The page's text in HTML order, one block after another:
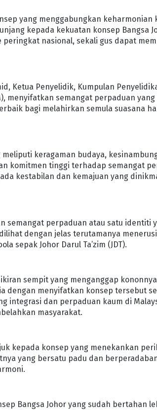
yang menggabungkan keharmonian
kepada kekuatan konsep Bangsa
nasional, sekali gus dapat
Ketua Penyelidik, Kumpulan
menyifatkan semangat perpaduan
bagi melahirkan semula suasana
meliputi keragaman budaya,
komitmen tinggi terhadap semangat
kestabilan dan kemajuan yang
semangat perpaduan atau satu identiti
dengan jelas terutamanya
sepak Johor Darul Ta’zim (JDT).
sempit yang menganggap
dengan menyifatkan konsep tersebut
integrasi dan perpaduan kaum di
masyarakat.
kepada konsep yang menekankan
yang bersatu padu dan
Bangsa Johor yang sudah bertahan